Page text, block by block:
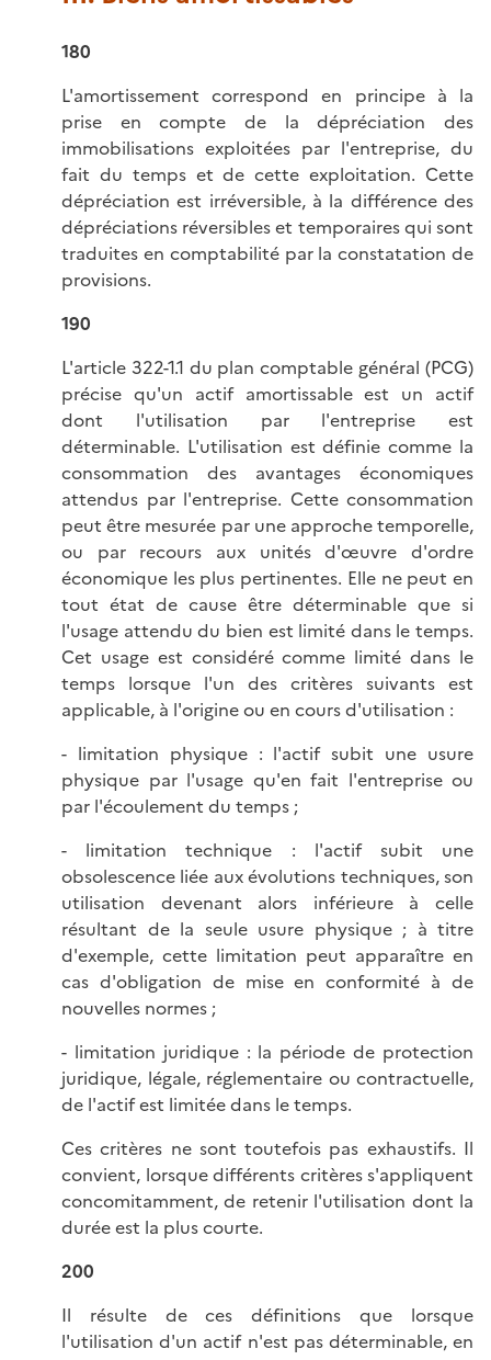
180
L'amortissement correspond en principe à la
prise en compte de la dépréciation des
immobilisations exploitées par l'entreprise, du
fait du temps et de cette exploitation. Cette
dépréciation est irréversible, à la différence des
dépréciations réversibles et temporaires qui sont
traduites en comptabilité par la constatation de
provisions.
190
L'article 322-1.1 du plan comptable général (PCG)
précise qu'un actif amortissable est un actif
dont l'utilisation par l'entreprise est
déterminable. L'utilisation est définie comme la
consommation des avantages économiques
attendus par l'entreprise. Cette consommation
peut être mesurée par une approche temporelle,
ou par recours aux unités d'œuvre d'ordre
économique les plus pertinentes. Elle ne peut en
tout état de cause être déterminable que si
l'usage attendu du bien est limité dans le temps.
Cet usage est considéré comme limité dans le
temps lorsque l'un des critères suivants est
applicable, à l'origine ou en cours d'utilisation :
- limitation physique : l'actif subit une usure
physique par l'usage qu'en fait l'entreprise ou
par l'écoulement du temps ;
- limitation technique : l'actif subit une
obsolescence liée aux évolutions techniques, son
utilisation devenant alors inférieure à celle
résultant de la seule usure physique ; à titre
d'exemple, cette limitation peut apparaître en
cas d'obligation de mise en conformité à de
nouvelles normes ;
- limitation juridique : la période de protection
juridique, légale, réglementaire ou contractuelle,
de l'actif est limitée dans le temps.
Ces critères ne sont toutefois pas exhaustifs. Il
convient, lorsque différents critères s'appliquent
concomitamment, de retenir l'utilisation dont la
durée est la plus courte.
200
Il résulte de ces définitions que lorsque
l'utilisation d'un actif n'est pas déterminable, en